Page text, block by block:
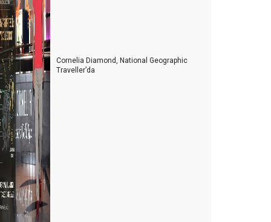
durduğu şehir Yalvaç
anlarında karar alma sanatı
en az üç alternatifi olmalı
ve şehrin imajı
seçtiğiniz kadındır
Dolar nereye gitti?
ekonomisi ve yeni bir satış stratejisi önerisi
Turizm ve Otelcilik Düzenleme ve Denetleme Kurumu
(TODDK)
Cornelia Diamond, National Geographic
Traveller’da